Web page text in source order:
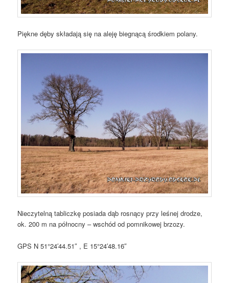
Piękne dęby składają się na aleję biegnącą środkiem polany.
Nieczytelną tabliczkę posiada dąb rosnący przy leśnej drodze,
ok. 200 m na północny – wschód od pomnikowej brzozy.
GPS N 51°24′44.51″ , E 15°24′48.16″